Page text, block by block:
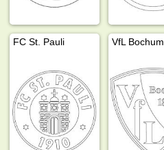
FC St. Pauli VfL Bochum